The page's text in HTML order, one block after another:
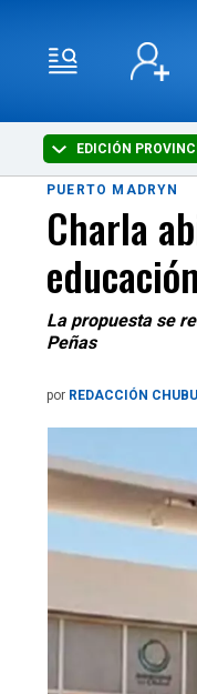
EDICIÓN
PUERTO MADRYN
Charla
educación
La propuesta se
Peñas
por REDACCIÓN